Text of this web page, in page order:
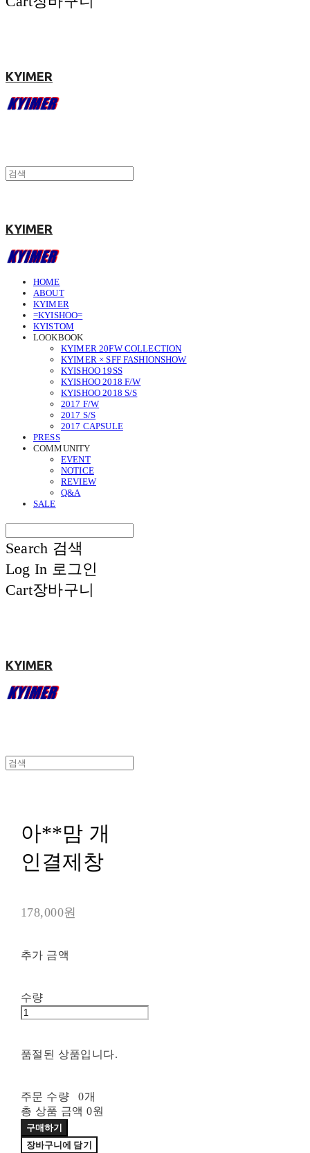
KYIMER
KYIMER
HOME
ABOUT
KYIMER
=KYISHOO=
KYISTOM
LOOKBOOK
KYIMER 20FW COLLECTION
KYIMER × SFF FASHIONSHOW
KYISHOO 19SS
KYISHOO 2018 F/W
KYISHOO 2018 S/S
2017 F/W
2017 S/S
2017 CAPSULE
PRESS
COMMUNITY
EVENT
NOTICE
REVIEW
Q&A
SALE
Search 검색
Log In 로그인
Cart장바구니
KYIMER
아**맘 개
인결제창
178,000원
추가 금액
수량
품절된 상품입니다.
주문 수량
0개
총 상품 금액 0원
구매하기
장바구니에 담기